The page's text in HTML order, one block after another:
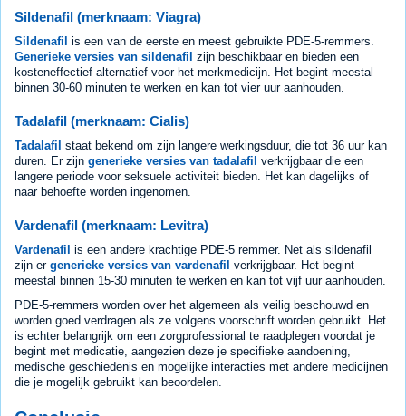
Sildenafil (merknaam: Viagra)
Sildenafil is een van de eerste en meest gebruikte PDE-5-remmers.
Generieke versies van sildenafil zijn beschikbaar en bieden een
kosteneffectief alternatief voor het merkmedicijn. Het begint meestal
binnen 30-60 minuten te werken en kan tot vier uur aanhouden.
Tadalafil (merknaam: Cialis)
Tadalafil staat bekend om zijn langere werkingsduur, die tot 36 uur kan
duren. Er zijn generieke versies van tadalafil verkrijgbaar die een
langere periode voor seksuele activiteit bieden. Het kan dagelijks of
naar behoefte worden ingenomen.
Vardenafil (merknaam: Levitra)
Vardenafil is een andere krachtige PDE-5 remmer. Net als sildenafil
zijn er generieke versies van vardenafil verkrijgbaar. Het begint
meestal binnen 15-30 minuten te werken en kan tot vijf uur aanhouden.
PDE-5-remmers worden over het algemeen als veilig beschouwd en
worden goed verdragen als ze volgens voorschrift worden gebruikt. Het
is echter belangrijk om een zorgprofessional te raadplegen voordat je
begint met medicatie, aangezien deze je specifieke aandoening,
medische geschiedenis en mogelijke interacties met andere medicijnen
die je mogelijk gebruikt kan beoordelen.